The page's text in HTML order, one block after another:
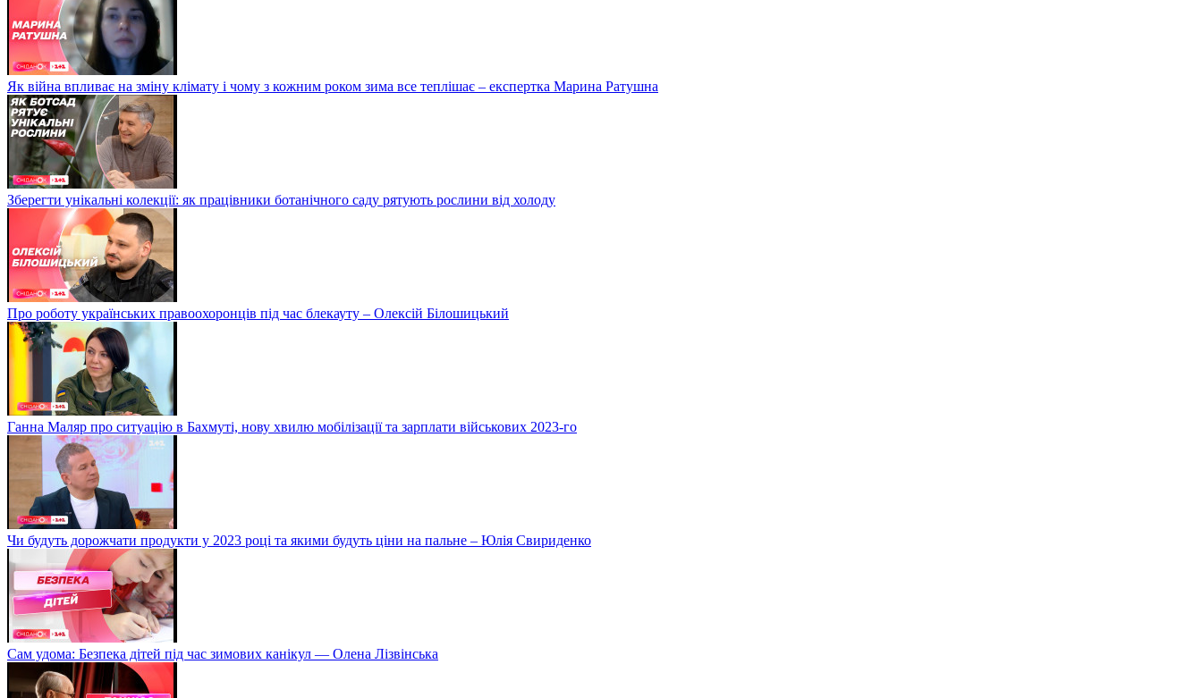
Як війна впливає на зміну клімату і чому з кожним роком зима все теплішає – експертка Марина Ратушна
Зберегти унікальні колекції: як працівники ботанічного саду рятують рослини від холоду
Про роботу українських правоохоронців під час блекауту – Олексій Білошицький
Ганна Маляр про ситуацію в Бахмуті, нову хвилю мобілізації та зарплати військових 2023-го
Чи будуть дорожчати продукти у 2023 році та якими будуть ціни на пальне – Юлія Свириденко
Сам удома: Безпека дітей під час зимових канікул — Олена Лізвінська